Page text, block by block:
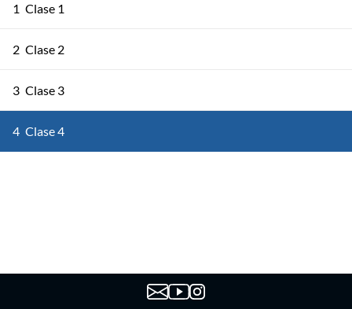
1 Clase 1
2 Clase 2
3 Clase 3
4 Clase 4